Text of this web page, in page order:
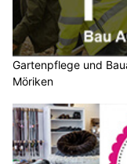
Gartenpflege und
Möriken